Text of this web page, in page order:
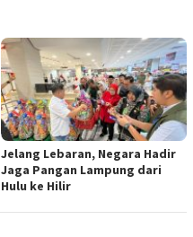
Jelang Lebaran, Negara Hadir
Jaga Pangan Lampung dari
Hulu ke Hilir